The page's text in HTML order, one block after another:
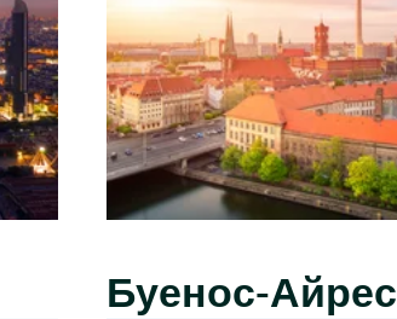
Буенос-Айрес